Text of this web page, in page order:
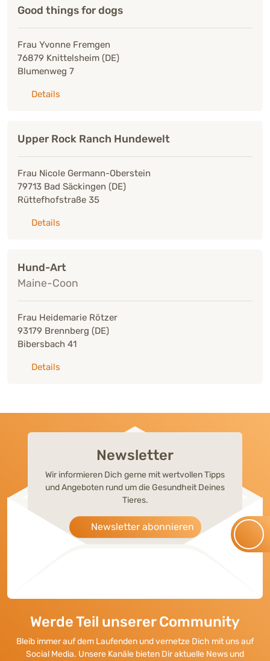
Good things for dogs
Frau Yvonne Fremgen
76879 Knittelsheim (DE)
Blumenweg 7
Detailszu: Good things for dogs
Upper Rock Ranch Hundewelt
Frau Nicole Germann-Oberstein
79713 Bad Säckingen (DE)
Rüttefhofstraße 35
Detailszu: Upper Rock Ranch Hundewelt
Hund-Art
Maine-Coon
Frau Heidemarie Rötzer
93179 Brennberg (DE)
Bibersbach 41
Detailszu: Hund-Art
Newsletter
Wir informieren Dich gerne mit wertvollen Tipps
und Angeboten rund um die Gesundheit Deines
Tieres.
Newsletter abonnieren
Werde Teil unserer Community
Bleib immer auf dem Laufenden und vernetze Dich mit uns auf
Social Media. Unsere Kanäle bieten Dir aktuelle News und